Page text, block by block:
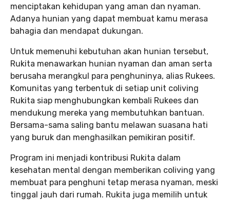
menciptakan kehidupan yang aman dan nyaman.
Adanya hunian yang dapat membuat kamu merasa
bahagia dan mendapat dukungan.
Untuk memenuhi kebutuhan akan hunian tersebut,
Rukita menawarkan hunian nyaman dan aman serta
berusaha merangkul para penghuninya, alias Rukees.
Komunitas yang terbentuk di setiap unit coliving
Rukita siap menghubungkan kembali Rukees dan
mendukung mereka yang membutuhkan bantuan.
Bersama-sama saling bantu melawan suasana hati
yang buruk dan menghasilkan pemikiran positif.
Program ini menjadi kontribusi Rukita dalam
kesehatan mental dengan memberikan coliving yang
membuat para penghuni tetap merasa nyaman, meski
tinggal jauh dari rumah. Rukita juga memilih untuk